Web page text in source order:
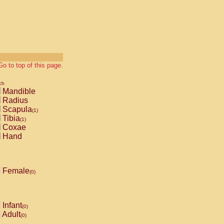
to top of this page.
Mandible
Radius
Scapula(1)
Tibia(1)
Coxae
Hand
Female(0)
Infant(0)
Adult(0)